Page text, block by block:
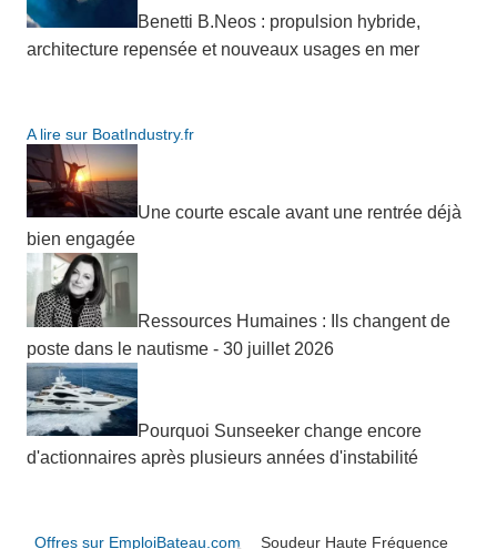
Benetti B.Neos : propulsion hybride,
architecture repensée et nouveaux usages en mer
A lire sur BoatIndustry.fr
Une courte escale avant une rentrée déjà
bien engagée
Ressources Humaines : Ils changent de
poste dans le nautisme - 30 juillet 2026
Pourquoi Sunseeker change encore
d'actionnaires après plusieurs années d'instabilité
Offres sur EmploiBateau.com Soudeur Haute Fréquence